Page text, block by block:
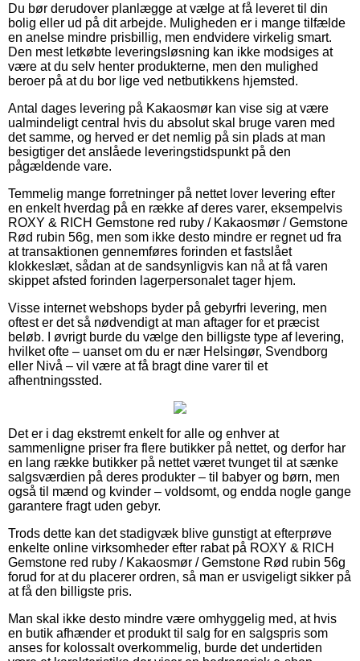
Du bør derudover planlægge at vælge at få leveret til din
bolig eller ud på dit arbejde. Muligheden er i mange tilfælde
en anelse mindre prisbillig, men endvidere virkelig smart.
Den mest letkøbte leveringsløsning kan ikke modsiges at
være at du selv henter produkterne, men den mulighed
beroer på at du bor lige ved netbutikkens hjemsted.
Antal dages levering på Kakaosmør kan vise sig at være
ualmindeligt central hvis du absolut skal bruge varen med
det samme, og herved er det nemlig på sin plads at man
besigtiger det anslåede leveringstidspunkt på den
pågældende vare.
Temmelig mange forretninger på nettet lover levering efter
en enkelt hverdag på en række af deres varer, eksempelvis
ROXY & RICH Gemstone red ruby / Kakaosmør / Gemstone
Rød rubin 56g, men som ikke desto mindre er regnet ud fra
at transaktionen gennemføres forinden et fastslået
klokkeslæt, sådan at de sandsynligvis kan nå at få varen
skippet afsted forinden lagerpersonalet tager hjem.
Visse internet webshops byder på gebyrfri levering, men
oftest er det så nødvendigt at man aftager for et præcist
beløb. I øvrigt burde du vælge den billigste type af levering,
hvilket ofte – uanset om du er nær Helsingør, Svendborg
eller Nivå – vil være at få bragt dine varer til et
afhentningssted.
Det er i dag ekstremt enkelt for alle og enhver at
sammenligne priser fra flere butikker på nettet, og derfor har
en lang række butikker på nettet været tvunget til at sænke
salgsværdien på deres produkter – til babyer og børn, men
også til mænd og kvinder – voldsomt, og endda nogle gange
garantere fragt uden gebyr.
Trods dette kan det stadigvæk blive gunstigt at efterprøve
enkelte online virksomheder efter rabat på ROXY & RICH
Gemstone red ruby / Kakaosmør / Gemstone Rød rubin 56g
forud for at du placerer ordren, så man er usvigeligt sikker på
at få den billigste pris.
Man skal ikke desto mindre være omhyggelig med, at hvis
en butik afhænder et produkt til salg for en salgspris som
anses for kolossalt overkommelig, burde det undertiden